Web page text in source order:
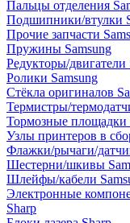
Пальцы отделения
Подшипники/втулки
Прочие запчасти
Пружины Samsung
Редукторы/двигатели
Ролики Samsung
Стёкла оригиналов
Термистры/
Тормозные площадки
Узлы принтеров в
Флажки/рычаги/
Шестерни/шкивы
Шлейфы/кабели
Электронные
Sharp